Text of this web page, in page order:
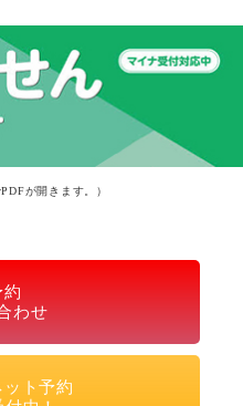
が開きます。）
約
わせ
ト予約